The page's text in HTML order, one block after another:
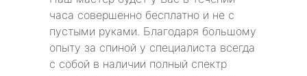
часа совершенно бесплатно и не с
пустыми руками. Благодаря большому
опыту за спиной у специалиста всегда
с собой в наличии полный спектр